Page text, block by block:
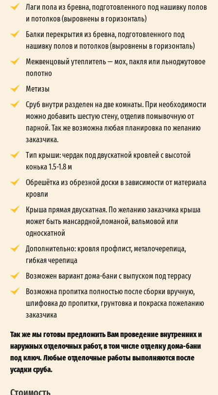
Лаги пола из бревна, подготовленного под нашивку полов
и потолков (выровнены в горизонталь)
Балки перекрытия из бревна, подготовленного под
нашивку полов и потолков (выровнены в горизонталь)
Межвенцовый утеплитель — мох, пакля или льноджутовое
полотно
Метизы
Сруб внутри разделен на две комнаты. При необходимости
можно добавить шестую стену, отделив помывочную от
парной. Так же возможна любая планировка по желанию
заказчика.
Тип крыши: чердак под двускатной кровлей с высотой
конька 1.5-1.8 м
Обрешётка из обрезной доски в зависимости от материала
кровли
Крыша прямая двускатная. По желанию заказчика крыша
может быть мансардной,ломаной, вальмовой или
односкатной
Дополнительно: кровля профлист, металочерепица,
гибкая черепица
Возможен вариант дома-бани с выпуском под террасу
Возможна пропитка полностью после сборки вручную,
шлифовка до пропитки, грунтовка и покраска пожеланию
заказчика
Так же мы готовы предложить Вам проведение внутренних и
наружных отделочных работ, в том числе отделку дома-бани
под ключ. Любые отделочные работы выполняются после
усадки сруба.
Стоимость